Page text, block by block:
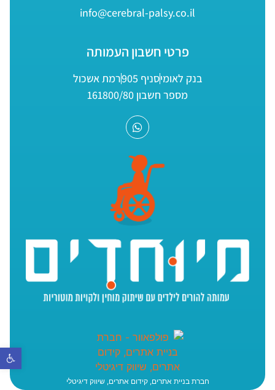
פתח
info@cerebral-palsy.co.il
פרטי חשבון העמותה
בנק לאומיסניף 905
רמת אשכול
מספר חשבון 161800/80
חברת בניית אתרים, קידום אתרים, שיווק דיגיטלי